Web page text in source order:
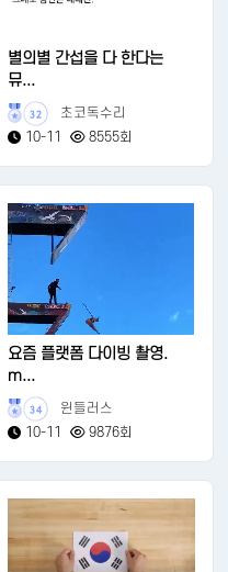
별의별 간섭을 다 한다는
뮤...
32
초코독수리
10-11
8555회
요즘 플랫폼 다이빙 촬영.
m...
34
윈들러스
10-11
9876회